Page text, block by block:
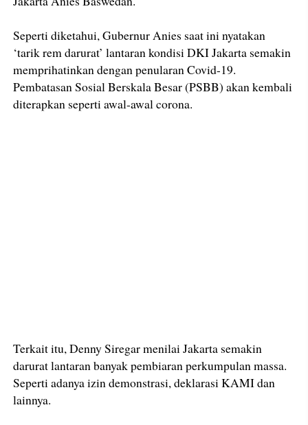
Seperti diketahui, Gubernur Anies saat ini nyatakan
‘tarik rem darurat’ lantaran kondisi DKI Jakarta semakin
memprihatinkan dengan penularan Covid-19.
Pembatasan Sosial Berskala Besar (PSBB) akan kembali
diterapkan seperti awal-awal corona.
Terkait itu, Denny Siregar menilai Jakarta semakin
darurat lantaran banyak pembiaran perkumpulan massa.
Seperti adanya izin demonstrasi, deklarasi KAMI dan
lainnya.